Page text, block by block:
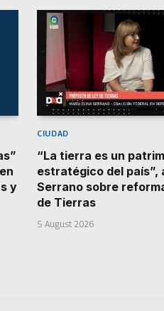
y
CIUDAD
“La tierra es un
estratégico del país”,
Serrano sobre
de Tierras
5 August 2026